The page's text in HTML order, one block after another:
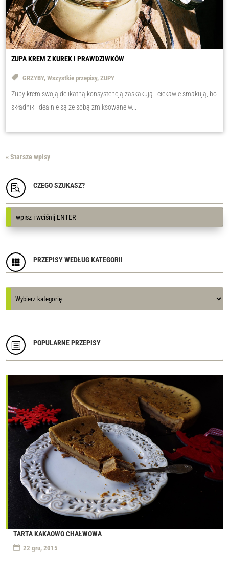
ZUPA KREM Z KUREK I PRAWDZIWKÓW
GRZYBY,Wszystkie przepisy,ZUPY
Zupy krem swoją delikatną konsystencją zaskakują i ciekawie smakują, bo
składniki idealnie są ze sobą zmiksowane w...
« Starsze wpisy
 CZEGO SZUKASZ?
 PRZEPISY WEDŁUG KATEGORII
b POPULARNE PRZEPISY
TARTA KAKAOWO CHAŁWOWA
22 gru, 2015